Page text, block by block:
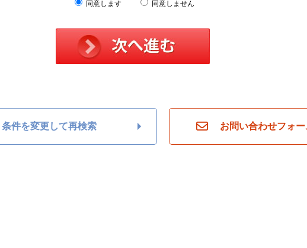
同意します
同意しません
条件を変更して再検索 お問い合わせフォ